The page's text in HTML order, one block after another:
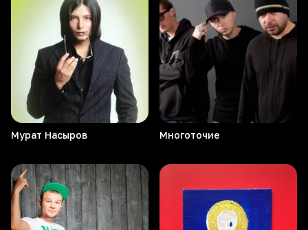
Мурат Насыров Многоточие